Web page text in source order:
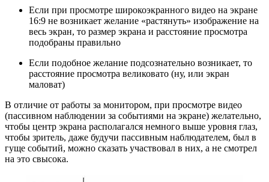
Еcли при просмотре широкоэкранного видео на экране
16:9 не возникает желание «растянуть» изображение на
весь экран, то размер экрана и расстояние просмотра
подобраны правильно
Если подобное желание подсознательно возникает, то
расстояние просмотра великовато (ну, или экран
маловат)
В отличие от работы за монитором, при просмотре видео
(пассивном наблюдении за событиями на экране) желательно,
чтобы центр экрана располагался немного выше уровня глаз,
чтобы зритель, даже будучи пассивным наблюдателем, был в
гуще событий, можно сказать участвовал в них, а не смотрел
на это свысока.